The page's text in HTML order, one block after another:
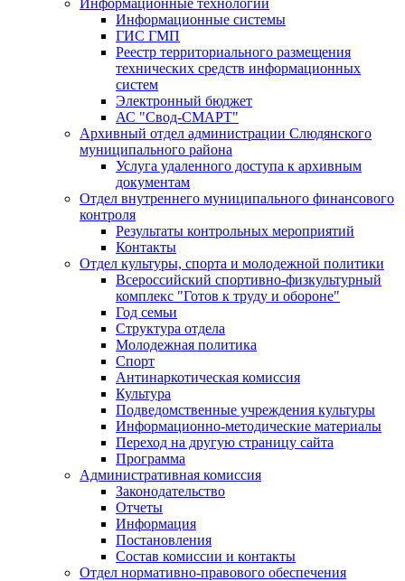
Информационные технологии
Информационные системы
ГИС ГМП
Реестр территориального размещения
технических средств информационных
систем
Электронный бюджет
АС "Свод-СМАРТ"
Архивный отдел администрации Слюдянского
муниципального района
Услуга удаленного доступа к архивным
документам
Отдел внутреннего муниципального финансового
контроля
Результаты контрольных мероприятий
Контакты
Отдел культуры, спорта и молодежной политики
Всероссийский спортивно-физкультурный
комплекс "Готов к труду и обороне"
Год семьи
Структура отдела
Молодежная политика
Спорт
Антинаркотическая комиссия
Культура
Подведомственные учреждения культуры
Информационно-методические материалы
Переход на другую страницу сайта
Программа
Административная комиссия
Законодательство
Отчеты
Информация
Постановления
Состав комиссии и контакты
Отдел нормативно-правового обеспечения